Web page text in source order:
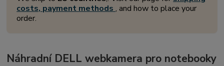
costs, payment methods, and how to place your
order.
Náhradní DELL webkamera pro notebooky